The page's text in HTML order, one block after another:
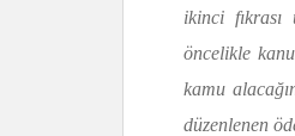
ikinci fıkrası
öncelikle
kamu
düzenlenen